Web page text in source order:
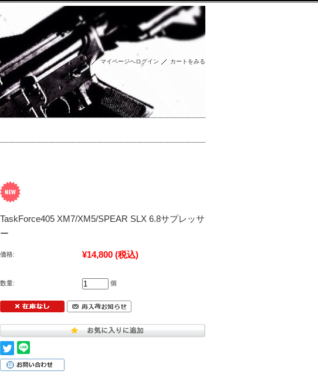
マイページへログイン カートをみる
TaskForce405 XM7/XM5/SPEAR SLX 6.8サプレッサ
ー
価格: ¥14,800 (税込)
数量: 個